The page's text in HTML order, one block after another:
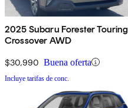
2025 Subaru Forester Touring
Crossover AWD
$30,990 Buena oferta
Incluye tarifas de conc.